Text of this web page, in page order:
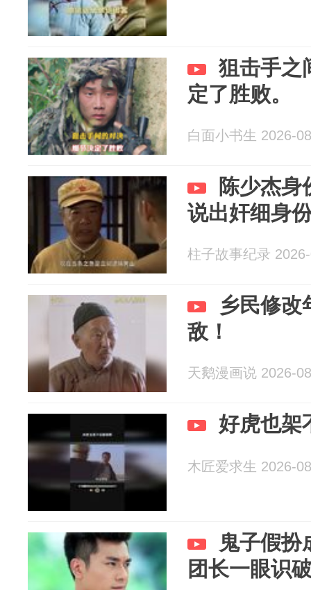
狙击手之
定了胜败。
白面小书生 2026-
陈少杰身
说出奸细身
柱子故事纪录
乡民修改
敌！
天鹅漫画说 2026-
好虎也架
木匠爱求生 2026-
鬼子假扮
团长一眼识